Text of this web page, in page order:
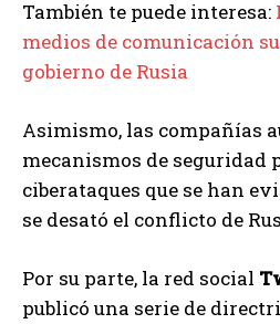
También te puede interesa:
medios de comunicación
gobierno de Rusia
Asimismo, las compañías
mecanismos de seguridad
ciberataques que se han
se desató el conflicto de
Por su parte, la red social
publicó una serie de